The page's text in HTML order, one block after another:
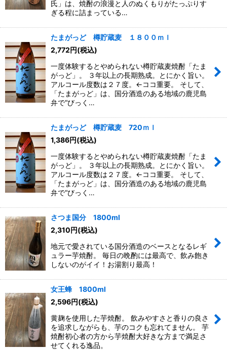
氏」は、焼酎の浪漫と人のぬくもりがたっぷりす
ぎる程に詰まっている…
たまがっど 樽貯蔵麦 １８００ｍｌ
2,772円(税込)
一度体験するとやめられない樽貯蔵麦焼酎「たま
がっど」。 ３年以上の長期熟成。とにかく旨い。
アルコール度数は２７度。←ココ重要。 そして、
「たまがっど」は、国分酒造のある地域の鹿児島
弁で“びっく…
たまがっど 樽貯蔵麦 720ｍｌ
1,386円(税込)
一度体験するとやめられない樽貯蔵麦焼酎「たま
がっど」。 ３年以上の長期熟成。とにかく旨い。
アルコール度数は２７度。←ココ重要。 そして、
「たまがっど」は、国分酒造のある地域の鹿児島
弁で“びっく…
さつま国分 1800ml
2,310円(税込)
地元で愛されている国分酒造のベースとなるレギ
ュラー芋焼酎。 毎日の晩酌には最高で、飲み飽き
しないのがイイ！お湯割り最高！
女王蜂 1800ml
2,596円(税込)
黄麹を使用した芋焼酎。 飲みやすさと香りの良さ
を追求しながらも、芋のコクも忘れてません。 芋
焼酎初心者の方から芋焼酎大好きな方まで満足さ
せてくれる逸品。